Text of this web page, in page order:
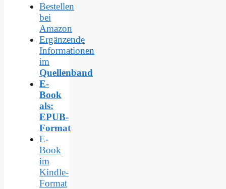
Bestellen
bei
Amazon
Ergänzende
Informationen
im
Quellenband
E-
Book
als:
EPUB-
Format
E-
Book
im
Kindle-
Format